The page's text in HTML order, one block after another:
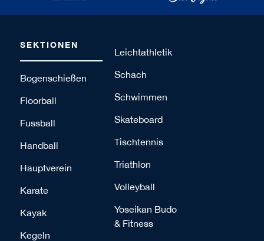
SEKTIONEN
Bogenschießen
Floorball
Fussball
Handball
Hauptverein
Karate
Kayak
Kegeln
Leichtathletik
Schach
Schwimmen
Skateboard
Tischtennis
Triathlon
Volleyball
Yoseikan Budo
& Fitness